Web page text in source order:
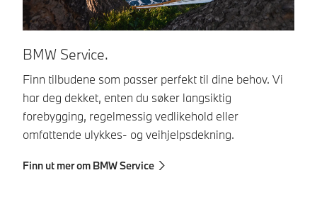
BMW Service.
Finn tilbudene som passer perfekt til dine behov. Vi
har deg dekket, enten du søker langsiktig
forebygging, regelmessig vedlikehold eller
omfattende ulykkes- og veihjelpsdekning.
Finn ut mer om BMW Service